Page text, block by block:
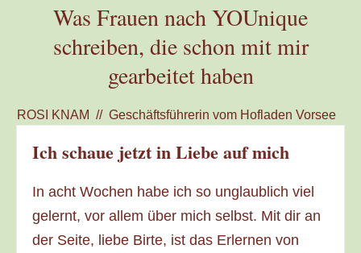
Was Frauen nach YOUnique
schreiben, die schon mit mir
gearbeitet haben
ROSI KNAM // Geschäftsführerin vom Hofladen Vorsee
Ich schaue jetzt in Liebe auf mich
In acht Wochen habe ich so unglaublich viel
gelernt, vor allem über mich selbst. Mit dir an
der Seite, liebe Birte, ist das Erlernen von